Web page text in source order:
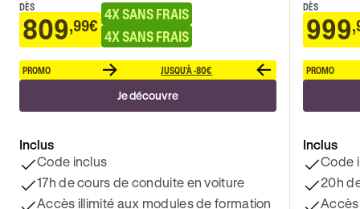
DÈS
809,99€
4X SANS FRAIS
4X SANS FRAIS
PROMO JUSQU'À -80€
Je découvre
Inclus
Code inclus
17h de cours de conduite en voiture
Accès illimité aux modules de formation
DÈS
999
PROMO
Inclus
Code
20h